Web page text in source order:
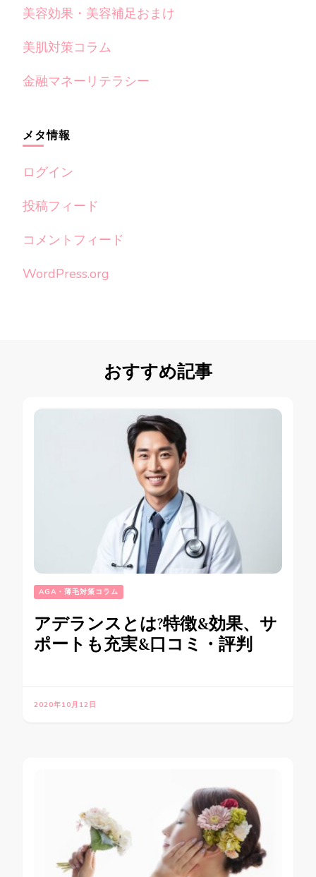
美容効果・美容補足おまけ
美肌対策コラム
金融マネーリテラシー
メタ情報
ログイン
投稿フィード
コメントフィード
WordPress.org
おすすめ記事
AGA・薄毛対策コラム
アデランスとは?特徴&効果、サ
ポートも充実&口コミ・評判
2020年10月12日